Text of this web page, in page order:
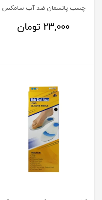
چسب پانسمان ضد آب سامکس
23,000تومان